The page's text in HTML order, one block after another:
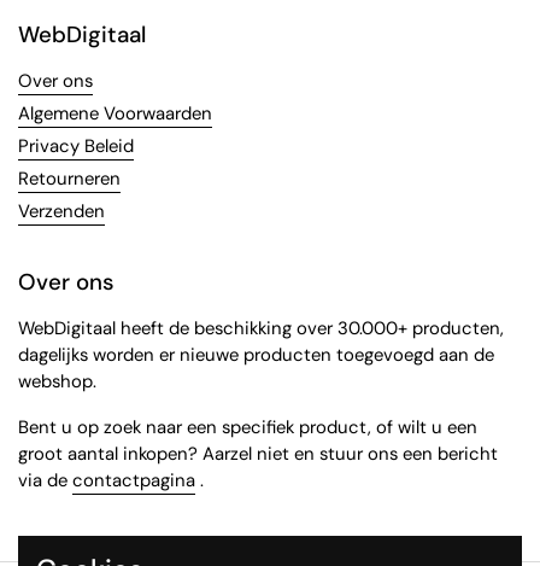
WebDigitaal
Over ons
Algemene Voorwaarden
Privacy Beleid
Retourneren
Verzenden
Over ons
WebDigitaal heeft de beschikking over 30.000+ producten,
dagelijks worden er nieuwe producten toegevoegd aan de
webshop.
Bent u op zoek naar een specifiek product, of wilt u een
groot aantal inkopen? Aarzel niet en stuur ons een bericht
via de contactpagina .